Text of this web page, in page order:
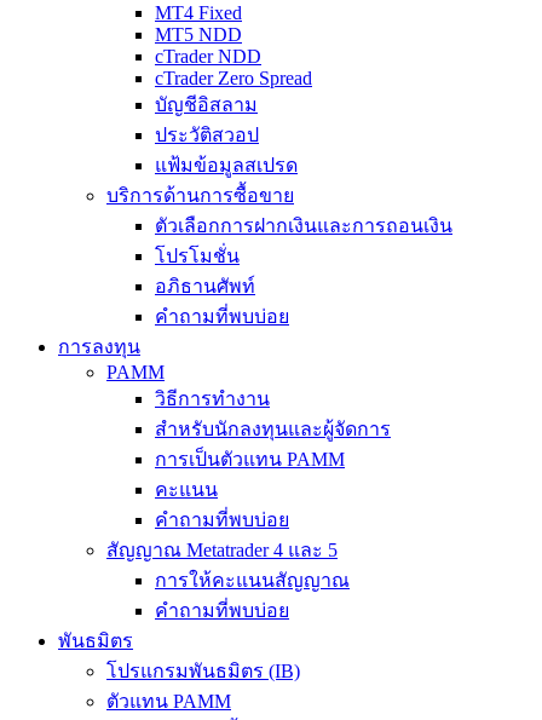
MT4 Fixed
MT5 NDD
cTrader NDD
cTrader Zero Spread
บัญชีอิสลาม
ประวัติสวอป
แฟ้มข้อมูลสเปรด
บริการด้านการซื้อขาย
ตัวเลือกการฝากเงินและการถอนเงิน
โปรโมชั่น
อภิธานศัพท์
คำถามที่พบบ่อย
การลงทุน
PAMM
วิธีการทำงาน
สำหรับนักลงทุนและผู้จัดการ
การเป็นตัวแทน PAMM
คะแนน
คำถามที่พบบ่อย
สัญญาณ Metatrader 4 และ 5
การให้คะแนนสัญญาณ
คำถามที่พบบ่อย
พันธมิตร
โปรแกรมพันธมิตร (IB)
ตัวแทน PAMM